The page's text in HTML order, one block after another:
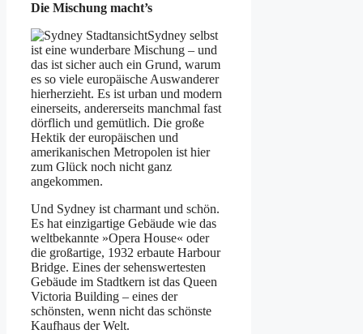
Die Mischung macht’s
Sydney selbst
ist eine wunderbare Mischung – und
das ist sicher auch ein Grund, warum
es so viele europäische Auswanderer
hierherzieht. Es ist urban und modern
einerseits, andererseits manchmal fast
dörflich und gemütlich. Die große
Hektik der europäischen und
amerikanischen Metropolen ist hier
zum Glück noch nicht ganz
angekommen.
Und Sydney ist charmant und schön.
Es hat einzigartige Gebäude wie das
weltbekannte »Opera House« oder
die großartige, 1932 erbaute Harbour
Bridge. Eines der sehenswertesten
Gebäude im Stadtkern ist das Queen
Victoria Building – eines der
schönsten, wenn nicht das schönste
Kaufhaus der Welt.